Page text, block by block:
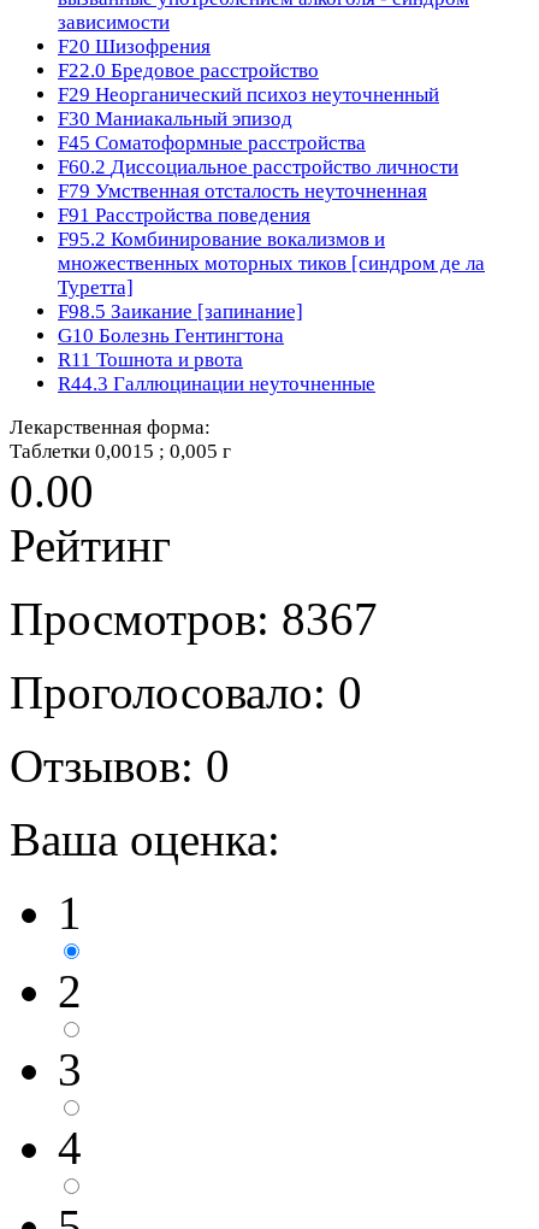
зависимости
F20 Шизофрения
F22.0 Бредовое расстройство
F29 Неорганический психоз неуточненный
F30 Маниакальный эпизод
F45 Соматоформные расстройства
F60.2 Диссоциальное расстройство личности
F79 Умственная отсталость неуточненная
F91 Расстройства поведения
F95.2 Комбинирование вокализмов и
множественных моторных тиков [синдром де ла
Туретта]
F98.5 Заикание [запинание]
G10 Болезнь Гентингтона
R11 Тошнота и рвота
R44.3 Галлюцинации неуточненные
Лекарственная форма:
Таблетки 0,0015 ; 0,005 г
0.00
Рейтинг
Просмотров: 8367
Проголосовало: 0
Отзывов: 0
Ваша оценка:
1
2
3
4